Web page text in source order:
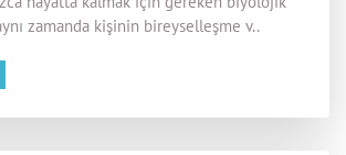
zamanda kişinin bireyselleşme v..